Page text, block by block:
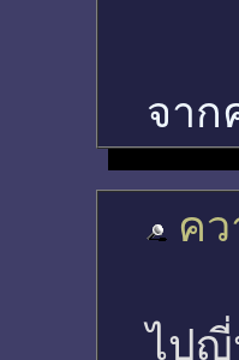
จา
ค
ไปญี่